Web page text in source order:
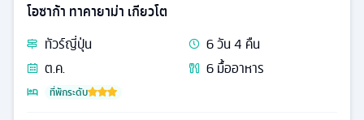
โอซาก้า ทาคายาม่า เกียวโต
ทัวร์ญี่ปุ่น 6วัน4 คืน
ต.ค.
6มื้ออาหาร
ที่พักระดับ